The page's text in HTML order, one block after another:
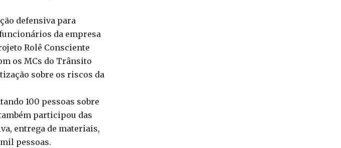
defensiva para
da empresa
Rolê Consciente
os MCs do Trânsito
sobre os riscos da
100 pessoas sobre
participou das
entrega de materiais,
pessoas.